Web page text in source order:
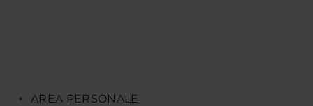
AREA PERSONALE